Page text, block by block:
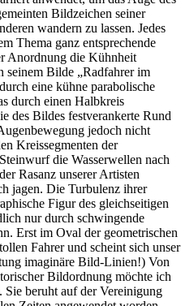
Bildzeichen seiner
wandern zu lassen. Jedes
Thema ganz entsprechende
Anordnung die Kühnheit
seinem Bilde „Radfahrer im
eine kühne parabolische
durch einen Halbkreis
des Bildes festverankerte Rund
jedoch nicht
Kreissegmenten der
die Wasserwellen nach
Rasanz unserer Artisten
jagen. Die Turbulenz ihrer
Figur des gleichseitigen
nur durch schwingende
Erst im Oval der geometrischen
Fahrer und scheint sich unser
imaginäre Bild-Linien!) Von
Bildordnung möchte ich
Sie beruht auf der Vereinigung